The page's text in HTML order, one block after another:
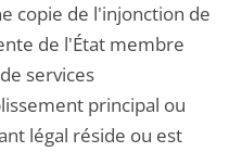
copie de l'injonction de
de l'État membre
services
principal ou
légal réside ou est